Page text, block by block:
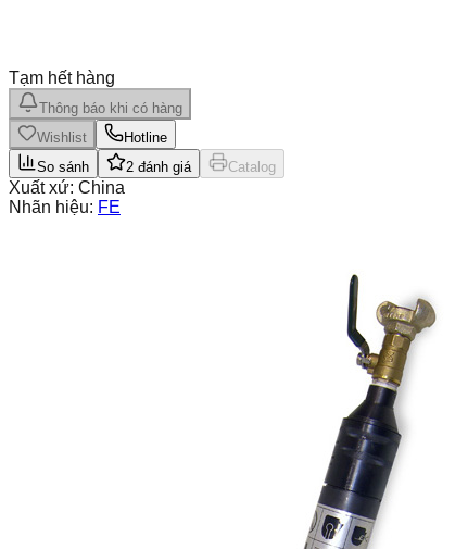
Tạm hết hàng
Thông báo khi có hàng
Wishlist
Hotline
So sánh
2 đánh giá Catalog
Xuất xứ: China
Nhãn hiệu: FE